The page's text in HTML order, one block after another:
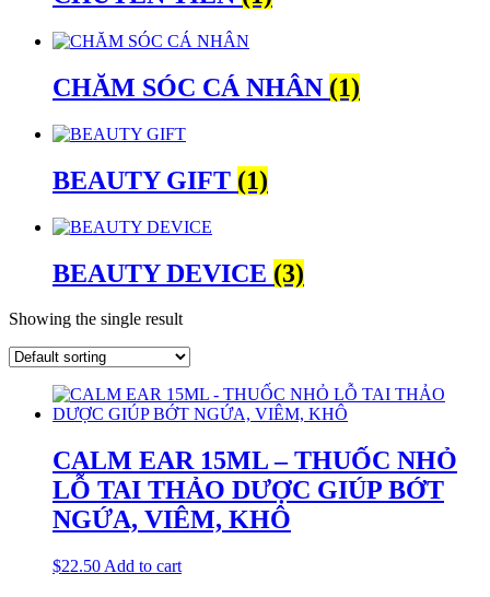
CHĂM SÓC CÁ NHÂN (1)
BEAUTY GIFT (1)
BEAUTY DEVICE (3)
Showing the single result
CALM EAR 15ML – THUỐC NHỎ
LỖ TAI THẢO DƯỢC GIÚP BỚT
NGỨA, VIÊM, KHÔ
$22.50 Add to cart